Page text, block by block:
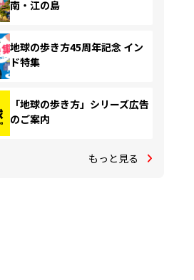
南・江の島
地球の歩き方45周年記念 イン
ド特集
「地球の歩き方」シリーズ広告
のご案内
もっと見る